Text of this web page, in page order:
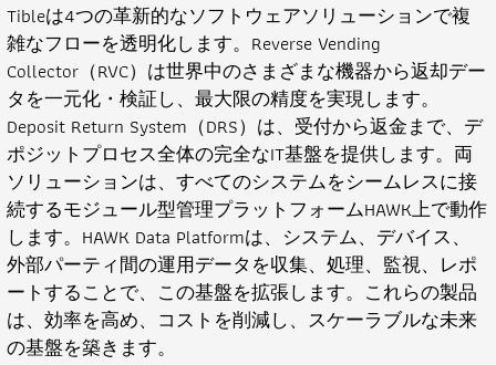
Tibleは4つの革新的なソフトウェアソリューションで複
雑なフローを透明化します。Reverse Vending
Collector（RVC）は世界中のさまざまな機器から返却デー
タを一元化・検証し、最大限の精度を実現します。
Deposit Return System（DRS）は、受付から返金まで、デ
ポジットプロセス全体の完全なIT基盤を提供します。両
ソリューションは、すべてのシステムをシームレスに接
続するモジュール型管理プラットフォームHAWK上で動作
します。HAWK Data Platformは、システム、デバイス、
外部パーティ間の運用データを収集、処理、監視、レポ
ートすることで、この基盤を拡張します。これらの製品
は、効率を高め、コストを削減し、スケーラブルな未来
の基盤を築きます。